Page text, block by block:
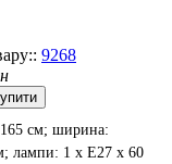
9268
см; ширина:
лампи: 1 х Е27 х 60